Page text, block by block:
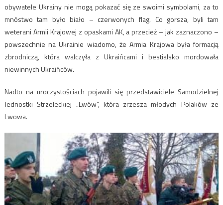
obywatele Ukrainy nie mogą pokazać się ze swoimi symbolami, za to
mnóstwo tam było biało – czerwonych flag. Co gorsza, byli tam
weterani Armii Krajowej z opaskami AK, a przecież – jak zaznaczono –
powszechnie na Ukrainie wiadomo, że Armia Krajowa była formacją
zbrodniczą, która walczyła z Ukraińcami i bestialsko mordowała
niewinnych Ukraińców.
Nadto na uroczystościach pojawili się przedstawiciele Samodzielnej
Jednostki Strzeleckiej „Lwów”, która zrzesza młodych Polaków ze
Lwowa.